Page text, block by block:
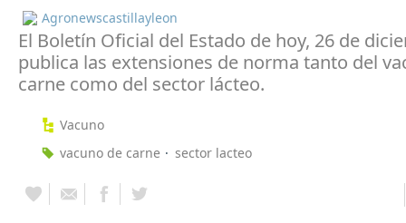
Agronewscastillayleon
El Boletín Oficial del Estado de hoy, 26 de
publica las extensiones de norma tanto del
carne como del sector lácteo.
Vacuno
vacuno de carne
sector lacteo